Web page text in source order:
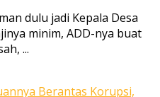
dulu jadi Kepala Desa
minim, ADD-nya buat
...